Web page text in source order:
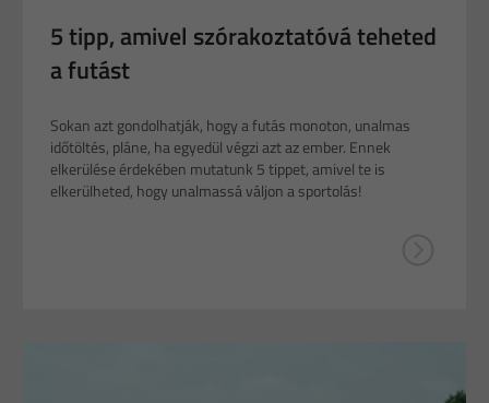
5 tipp, amivel szórakoztatóvá teheted
a futást
Sokan azt gondolhatják, hogy a futás monoton, unalmas
időtöltés, pláne, ha egyedül végzi azt az ember. Ennek
elkerülése érdekében mutatunk 5 tippet, amivel te is
elkerülheted, hogy unalmassá váljon a sportolás!